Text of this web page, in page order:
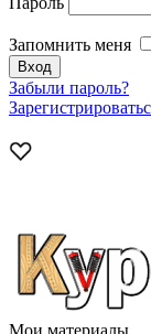
Запомнить меня
Забыли пароль?
Мои материалы